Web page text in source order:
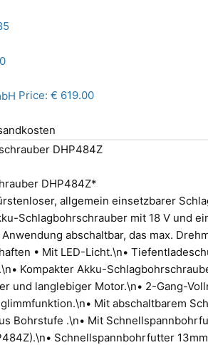
Price: € 619.00
DHP484Z*
allgemein einsetzbarer
Schlagbohrschrauber mit 18 V und
abschaltbar, das max.
• Mit LED-Licht.\n•
Kompakter Akku-
und langlebiger Motor.\n• 2-Gang-
Mit abschaltbarem
Bohrstufe .\n• Mit
Schnellspannbohrfutter